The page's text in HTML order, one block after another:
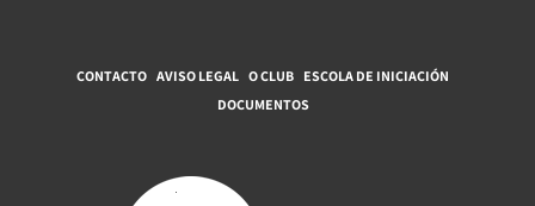
CONTACTO AVISO LEGAL O CLUB ESCOLA DE INICIACIÓN
DOCUMENTOS